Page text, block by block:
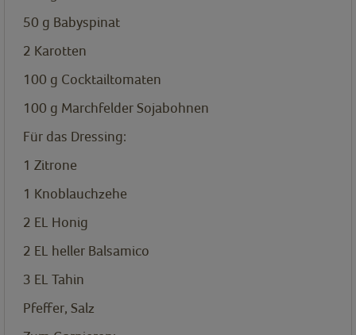
50 g Babyspinat
2 Karotten
100 g Cocktailtomaten
100 g Marchfelder Sojabohnen
Für das Dressing:
1 Zitrone
1 Knoblauchzehe
2 EL Honig
2 EL heller Balsamico
3 EL Tahin
Pfeffer, Salz